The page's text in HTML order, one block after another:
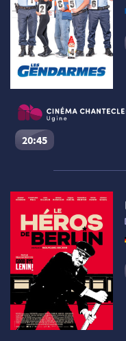
AUTRES RENDEZ-VOUS
NOUS CONTACTER
20:45
Séance du08/08/2026à
Cinéma Le Chantecler –